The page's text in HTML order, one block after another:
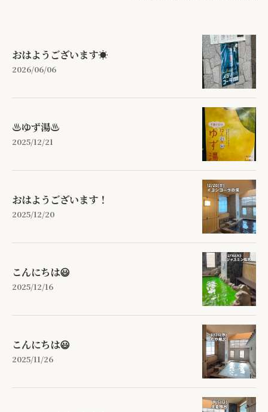
おはようございます☀
2026/06/06
♨️ゆず湯♨️
2025/12/21
おはようございます！
2025/12/20
こんにちは😃
2025/12/16
こんにちは😃
2025/11/26